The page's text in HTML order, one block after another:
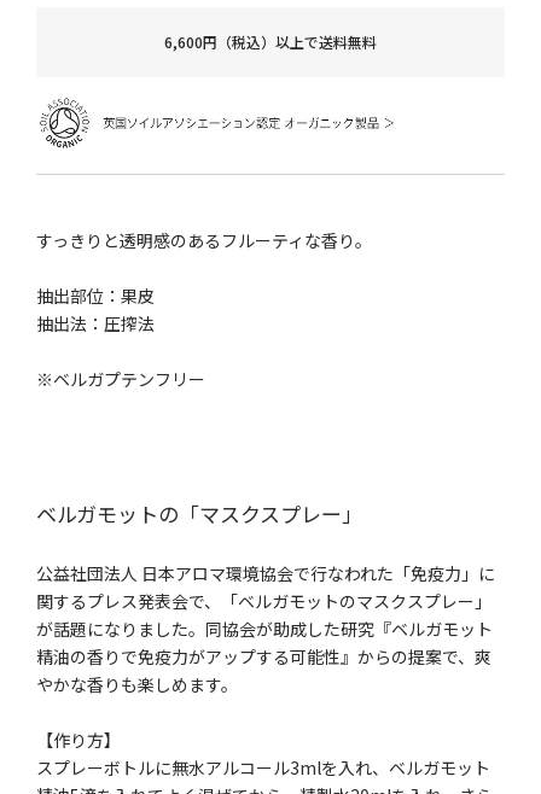
6,600円（税込）以上で送料無料
すっきりと透明感のあるフルーティな香り。
抽出部位：果皮
抽出法：圧搾法
※ベルガプテンフリー
ベルガモットの「マスクスプレー」
公益社団法人 日本アロマ環境協会で行なわれた「免疫力」に
関するプレス発表会で、「ベルガモットのマスクスプレー」
が話題になりました。同協会が助成した研究『ベルガモット
精油の香りで免疫力がアップする可能性』からの提案で、爽
やかな香りも楽しめます。
【作り方】
スプレーボトルに無水アルコール3mlを入れ、ベルガモット